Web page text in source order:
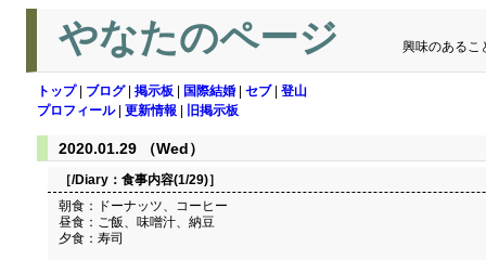
やなたのページ 興味のあるこ
トップ| ブログ| 掲示板 国際結婚 セブ| 登山
プロフィール| 更新情報 旧掲示板
2020.01.29 （Wed）
［/Diary： 食事内容(1/29)］
朝食：ドーナッツ、コーヒー
昼食：ご飯、味噌汁、納豆
夕食：寿司